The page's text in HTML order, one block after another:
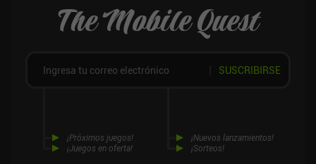
The Mobile Quest
¡Próximos juegos!
¡Juegos en oferta!
¡Nuevos lanzamientos!
¡Sorteos!
SUSCRIBIRSE